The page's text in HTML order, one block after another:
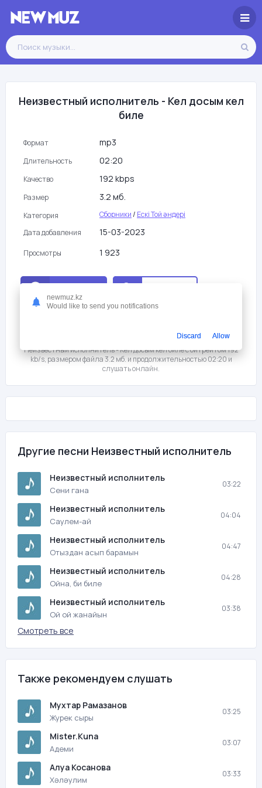
Неизвестный исполнитель - Кел досым кел
биле
Формат mp3
Длительность 02:20
Качество 192 kbps
Размер 3.2 мб.
Категория Сборники/ Ескі Той әндері
Дата добавления
15-03-2023
Просмотры 1 923
Слушать
На этой странице вы можете скачать песню бесплатно
Неизвестный исполнитель - Кел досым кел биле с битрейтом 192
kb/s, размером файла 3.2 мб. и продолжительностью 02:20 и
слушать онлайн.
Другие песни Неизвестный исполнитель
Неизвестный исполнитель
Сени гана
03:22
Неизвестный исполнитель
Саулем-ай
04:04
Неизвестный исполнитель
Отыздан асып барамын
04:47
Неизвестный исполнитель
Ойна, би биле
04:28
Неизвестный исполнитель
Ой ой жанайын
03:38
Смотреть все
Также рекомендуем слушать
Мухтар Рамазанов
Журек сыры
03:25
Mister.Kuna
Адеми
03:07
Алуа Косанова
Хəлəулим
03:33
newmuz.kz
Would like to send you notifications
Discard Allow